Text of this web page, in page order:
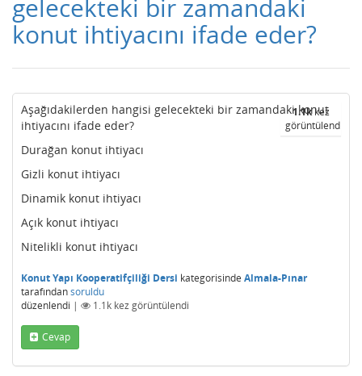
gelecekteki bir zamandaki
konut ihtiyacını ifade eder?
1.1kkez
görüntülendi
Aşağıdakilerden hangisi gelecekteki bir zamandaki konut
ihtiyacını ifade eder?
Durağan konut ihtiyacı
Gizli konut ihtiyacı
Dinamik konut ihtiyacı
Açık konut ihtiyacı
Nitelikli konut ihtiyacı
Konut Yapı Kooperatifçiliği Dersi kategorisinde Almala-Pınar
tarafındansoruldu
düzenlendi | 1.1k kez görüntülendi
Cevap